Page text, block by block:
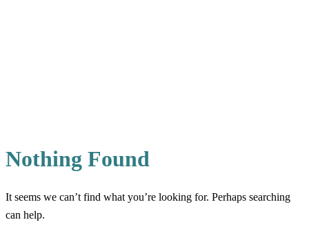
Nothing Found
It seems we can’t find what you’re looking for. Perhaps searching
can help.